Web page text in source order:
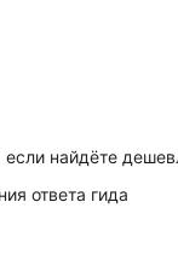
если найдёте
ответа гида